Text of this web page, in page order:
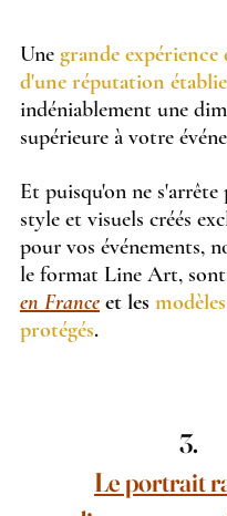
Une grande expérience
d'une réputation établie
indéniablement une
supérieure à votre
Et puisqu'on ne s'arrête
style et visuels créés
pour vos événements,
le format Line Art, sont
en France et les
protégés.
Le portrait